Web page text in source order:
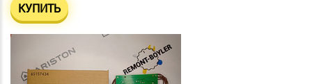
КУПИТЬ